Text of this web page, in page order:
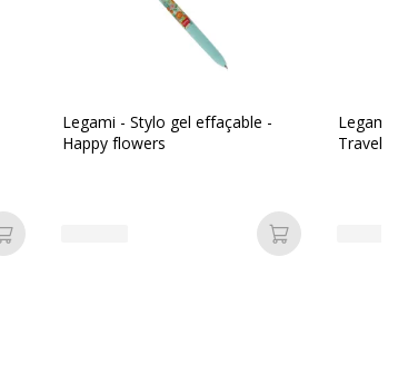
Ajouter au panier
Legami - Stylo gel effaçable -
Happy flowers
Ajouter au
Legami -
Travel